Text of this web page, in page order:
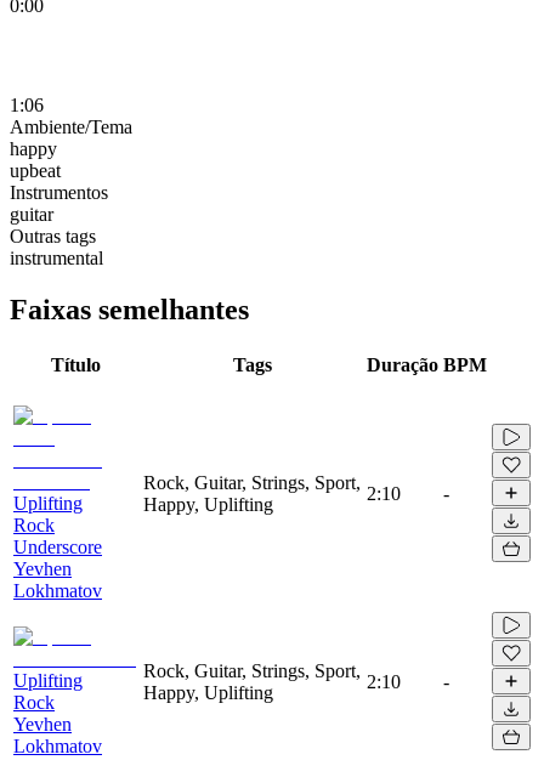
0:00
1:06
Ambiente/Tema
happy
upbeat
Instrumentos
guitar
Outras tags
instrumental
Faixas semelhantes
Título Tags Duração BPM
Uplifting
Rock
Underscore
Yevhen
Lokhmatov
Rock, Guitar, Strings, Sport,
Happy, Uplifting
2:10 -
Uplifting
Rock
Yevhen
Lokhmatov
Rock, Guitar, Strings, Sport,
Happy, Uplifting
2:10 -